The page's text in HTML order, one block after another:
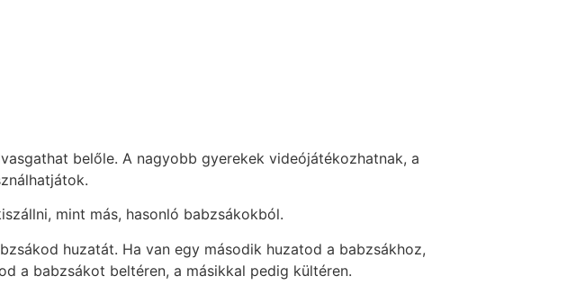
belőle. A nagyobb gyerekek videójátékozhatnak, a
mint más, hasonló babzsákokból.
huzatát. Ha van egy második huzatod a babzsákhoz,
a babzsákot beltéren, a másikkal pedig kültéren.